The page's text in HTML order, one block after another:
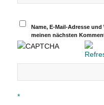
Name, E-Mail-Adresse
meinen nächsten
*